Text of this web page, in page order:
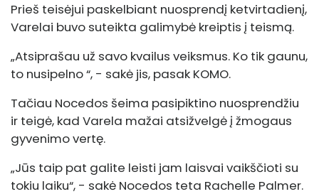
Prieš teisėjui paskelbiant nuosprendį ketvirtadienį,
Varelai buvo suteikta galimybė kreiptis į teismą.
„Atsiprašau už savo kvailus veiksmus. Ko tik gaunu,
to nusipelno “, - sakė jis, pasak KOMO.
Tačiau Nocedos šeima pasipiktino nuosprendžiu
ir teigė, kad Varela mažai atsižvelgė į žmogaus
gyvenimo vertę.
„Jūs taip pat galite leisti jam laisvai vaikščioti su
tokiu laiku“, - sakė Nocedos teta Rachelle Palmer.